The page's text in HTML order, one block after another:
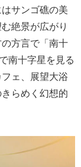
サンゴ礁の美
絶景が広がり
方言で「南十
南十字星を見る
ェ、展望大浴
らめく幻想的